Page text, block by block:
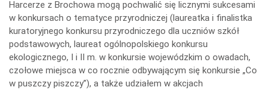
Harcerze z Brochowa mogą pochwalić się licznymi sukcesami
w konkursach o tematyce przyrodniczej (laureatka i finalistka
kuratoryjnego konkursu przyrodniczego dla uczniów szkół
podstawowych, laureat ogólnopolskiego konkursu
ekologicznego, I i II m. w konkursie wojewódzkim o owadach,
czołowe miejsca w co rocznie odbywającym się konkursie „Co
w puszczy piszczy”), a także udziałem w akcjach